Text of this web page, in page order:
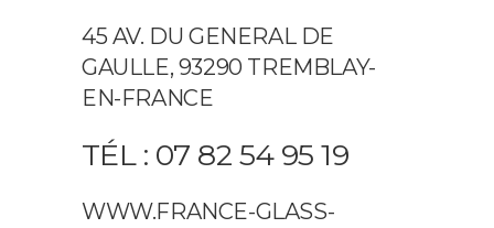
45 AV. DU GENERAL DE
GAULLE, 93290 TREMBLAY-
EN-FRANCE
TÉL : 07 82 54 95 19
WWW.FRANCE-GLASS-